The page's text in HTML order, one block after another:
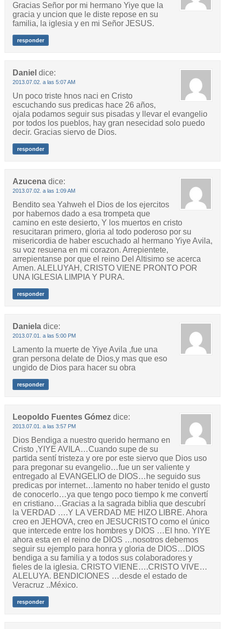
Gracias Señor por mi hermano Yiye que la
gracia y uncion que le diste repose en su
familia, la iglesia y en mi Señor JESUS.
responder
Daniel dice:
2013.07.02. a las 5:07 AM
Un poco triste hnos naci en Cristo
escuchando sus predicas hace 26 años,
ojala podamos seguir sus pisadas y llevar el evangelio
por todos los pueblos, hay gran nesecidad solo puedo
decir. Gracias siervo de Dios.
responder
Azucena dice:
2013.07.02. a las 1:09 AM
Bendito sea Yahweh el Dios de los ejercitos
por habernos dado a esa trompeta que
camino en este desierto, Y los muertos en cristo
resucitaran primero, gloria al todo poderoso por su
misericordia de haber escuchado al hermano Yiye Avila,
su voz resuena en mi corazon. Arrepientete,
arrepientanse por que el reino Del Altisimo se acerca
Amen. ALELUYAH, CRISTO VIENE PRONTO POR
UNA IGLESIA LIMPIA Y PURA.
responder
Daniela dice:
2013.07.01. a las 5:00 PM
Lamento la muerte de Yiye Avila ,fue una
gran persona delate de Dios,y mas que eso
ungido de Dios para hacer su obra
responder
Leopoldo Fuentes Gómez dice:
2013.07.01. a las 3:57 PM
Dios Bendiga a nuestro querido hermano en
Cristo ,YIYE AVILA…Cuando supe de su
partida sentí tristeza y ore por este siervo que Dios uso
para pregonar su evangelio…fue un ser valiente y
entregado al EVANGELIO de DIOS…he seguido sus
predicas por internet…lamento no haber tenido el gusto
de conocerlo…ya que tengo poco tiempo k me convertí
en cristiano…Gracias a la sagrada biblia que descubrí
la VERDAD ….Y LA VERDAD ME HIZO LIBRE. Ahora
creo en JEHOVA, creo en JESUCRISTO como el único
que intercede entre los hombres y DIOS …El hno. YIYE
ahora esta en el reino de DIOS …nosotros debemos
seguir su ejemplo para honra y gloria de DIOS…DIOS
bendiga a su familia y a todos sus colaboradores y
fieles de la iglesia. CRISTO VIENE….CRISTO VIVE…
ALELUYA. BENDICIONES …desde el estado de
Veracruz ..México.
responder